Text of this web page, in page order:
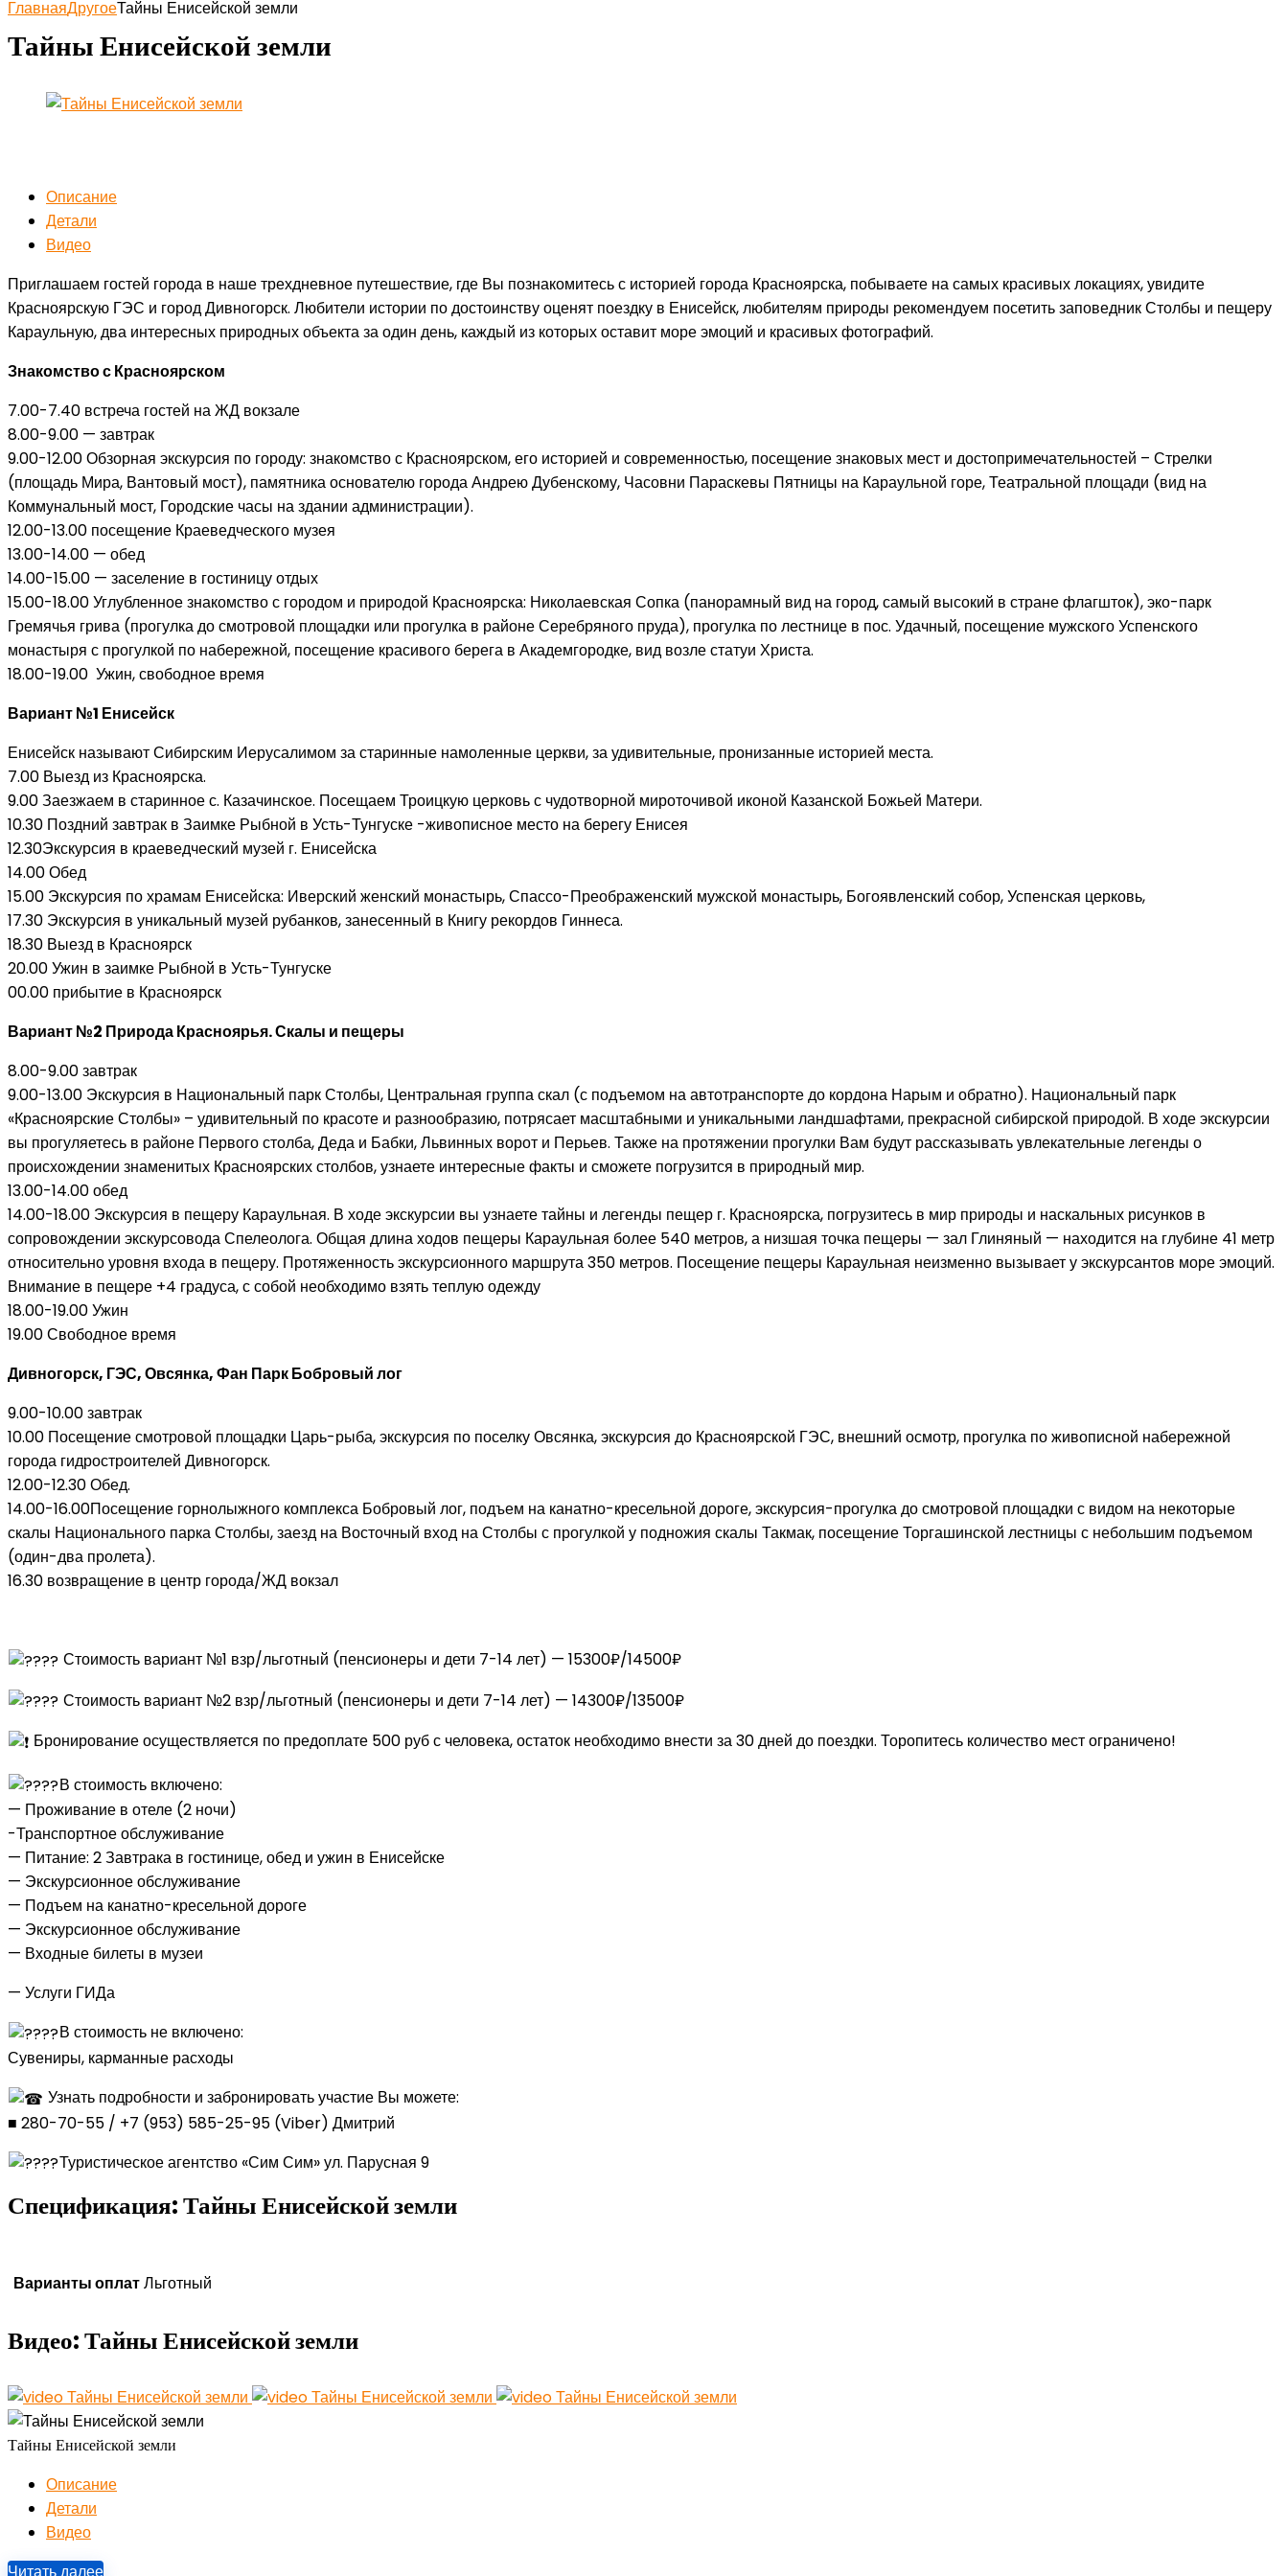
ГлавнаяДругоеТайны Енисейской земли
Тайны Енисейской земли
Описание
Детали
Видео
Приглашаем гостей города в наше трехдневное путешествие, где Вы познакомитесь с историей города Красноярска, побываете на самых красивых локациях, увидите
Красноярскую ГЭС и город Дивногорск. Любители истории по достоинству оценят поездку в Енисейск, любителям природы рекомендуем посетить заповедник Столбы и пещеру
Караульную, два интересных природных объекта за один день, каждый из которых оставит море эмоций и красивых фотографий.
Знакомство с Красноярском
7.00-7.40 встреча гостей на ЖД вокзале
8.00-9.00 — завтрак
9.00-12.00 Обзорная экскурсия по городу: знакомство с Красноярском, его историей и современностью, посещение знаковых мест и достопримечательностей – Стрелки
(площадь Мира, Вантовый мост), памятника основателю города Андрею Дубенскому, Часовни Параскевы Пятницы на Караульной горе, Театральной площади (вид на
Коммунальный мост, Городские часы на здании администрации).
12.00-13.00 посещение Краеведческого музея
13.00-14.00 — обед
14.00-15.00 — заселение в гостиницу отдых
15.00-18.00 Углубленное знакомство с городом и природой Красноярска: Николаевская Сопка (панорамный вид на город, самый высокий в стране флагшток), эко-парк
Гремячья грива (прогулка до смотровой площадки или прогулка в районе Серебряного пруда), прогулка по лестнице в пос. Удачный, посещение мужского Успенского
монастыря с прогулкой по набережной, посещение красивого берега в Академгородке, вид возле статуи Христа.
18.00-19.00 Ужин, свободное время
Вариант №1 Енисейск
Енисейск называют Сибирским Иерусалимом за старинные намоленные церкви, за удивительные, пронизанные историей места.
7.00 Выезд из Красноярска.
9.00 Заезжаем в старинное с. Казачинское. Посещаем Троицкую церковь с чудотворной мироточивой иконой Казанской Божьей Матери.
10.30 Поздний завтрак в Заимке Рыбной в Усть-Тунгуске -живописное место на берегу Енисея
12.30Экскурсия в краеведческий музей г. Енисейска
14.00 Обед
15.00 Экскурсия по храмам Енисейска: Иверский женский монастырь, Спассо-Преображенский мужской монастырь, Богоявленский собор, Успенская церковь,
17.30 Экскурсия в уникальный музей рубанков, занесенный в Книгу рекордов Гиннеса. ⠀
18.30 Выезд в Красноярск
20.00 Ужин в заимке Рыбной в Усть-Тунгуске
00.00 прибытие в Красноярск
Вариант №2 Природа Красноярья. Скалы и пещеры
8.00-9.00 завтрак
9.00-13.00 Экскурсия в Национальный парк Столбы, Центральная группа скал (с подъемом на автотранспорте до кордона Нарым и обратно). Национальный парк
«Красноярские Столбы» – удивительный по красоте и разнообразию, потрясает масштабными и уникальными ландшафтами, прекрасной сибирской природой. В ходе экскурсии
вы прогуляетесь в районе Первого столба, Деда и Бабки, Львинных ворот и Перьев. Также на протяжении прогулки Вам будут рассказывать увлекательные легенды о
происхождении знаменитых Красноярских столбов, узнаете интересные факты и сможете погрузится в природный мир.
13.00-14.00 обед
14.00-18.00 Экскурсия в пещеру Караульная. В ходе экскурсии вы узнаете тайны и легенды пещер г. Красноярска, погрузитесь в мир природы и наскальных рисунков в
сопровождении экскурсовода Спелеолога. Общая длина ходов пещеры Караульная более 540 метров, а низшая точка пещеры — зал Глиняный — находится на глубине 41 метр
относительно уровня входа в пещеру. Протяженность экскурсионного маршрута 350 метров. Посещение пещеры Караульная неизменно вызывает у экскурсантов море эмоций.
Внимание в пещере +4 градуса, с собой необходимо взять теплую одежду
18.00-19.00 Ужин
19.00 Свободное время
Дивногорск, ГЭС, Овсянка, Фан Парк Бобровый лог
9.00-10.00 завтрак
10.00 Посещение смотровой площадки Царь-рыба, экскурсия по поселку Овсянка, экскурсия до Красноярской ГЭС, внешний осмотр, прогулка по живописной набережной
города гидростроителей Дивногорск.
12.00-12.30 Обед.
14.00-16.00Посещение горнолыжного комплекса Бобровый лог, подъем на канатно-кресельной дороге, экскурсия-прогулка до смотровой площадки с видом на некоторые
скалы Национального парка Столбы, заезд на Восточный вход на Столбы с прогулкой у подножия скалы Такмак, посещение Торгашинской лестницы с небольшим подъемом
(один-два пролета).
16.30 возвращение в центр города/ЖД вокзал
Стоимость вариант №1 взр/льготный (пенсионеры и дети 7-14 лет) — 15300₽/14500₽
Стоимость вариант №2 взр/льготный (пенсионеры и дети 7-14 лет) — 14300₽/13500₽
Бронирование осуществляется по предоплате 500 руб с человека, остаток необходимо внести за 30 дней до поездки. Торопитесь количество мест ограничено!
В стоимость включено:
— Проживание в отеле (2 ночи)
-Транспортное обслуживание
— Питание: 2 Завтрака в гостинице, обед и ужин в Енисейске
— Экскурсионное обслуживание
— Подъем на канатно-кресельной дороге
— Экскурсионное обслуживание
— Входные билеты в музеи
— Услуги ГИДа
В стоимость не включено:
Сувениры, карманные расходы
Узнать подробности и забронировать участие Вы можете:
■ 280-70-55 / +7 (953) 585-25-95 (Viber) Дмитрий
Туристическое агентство «Сим Сим» ул. Парусная 9
Спецификация:Тайны Енисейской земли
Варианты оплатЛьготный
Видео:Тайны Енисейской земли
Тайны Енисейской земли
Описание
Детали
Видео